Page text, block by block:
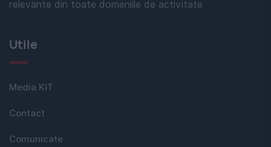
relevante din toate domeniile de activitate
Utile
Media KIT
Contact
Comunicate